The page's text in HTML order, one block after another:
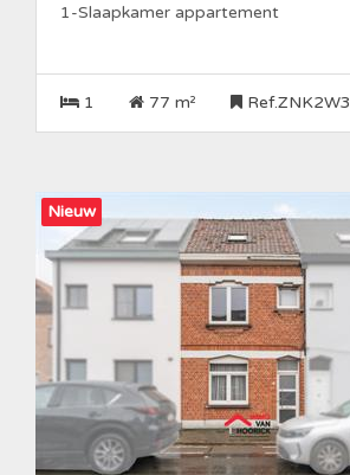
1-Slaapkamer appartement
1 77 m² Ref.ZNK2W3
Nieuw